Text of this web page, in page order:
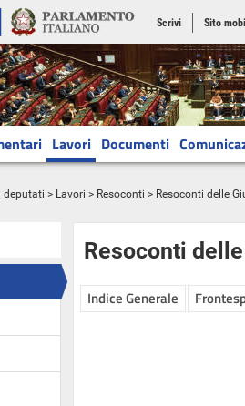
Scrivi Sito
Lavori Documenti
deputati > Lavori > Resoconti > Resoconti delle
Resoconti
Indice Generale